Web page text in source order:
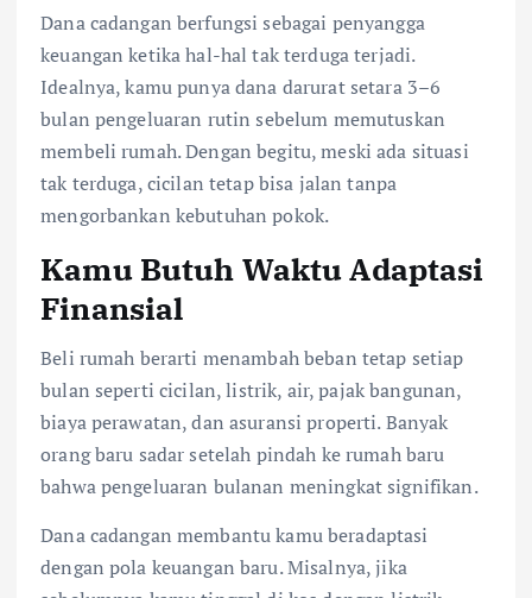
Dana cadangan berfungsi sebagai penyangga
keuangan ketika hal-hal tak terduga terjadi.
Idealnya, kamu punya dana darurat setara 3–6
bulan pengeluaran rutin sebelum memutuskan
membeli rumah. Dengan begitu, meski ada situasi
tak terduga, cicilan tetap bisa jalan tanpa
mengorbankan kebutuhan pokok.
Kamu Butuh Waktu Adaptasi
Finansial
Beli rumah berarti menambah beban tetap setiap
bulan seperti cicilan, listrik, air, pajak bangunan,
biaya perawatan, dan asuransi properti. Banyak
orang baru sadar setelah pindah ke rumah baru
bahwa pengeluaran bulanan meningkat signifikan.
Dana cadangan membantu kamu beradaptasi
dengan pola keuangan baru. Misalnya, jika